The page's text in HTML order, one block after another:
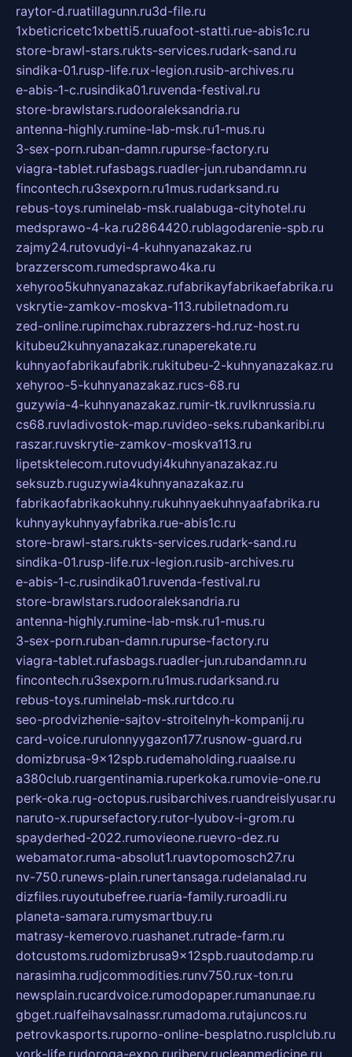
raytor-d.ruatillagunn.ru3d-file.ru
1xbeticricetc1xbetti5.ruuafoot-statti.rue-abis1c.ru
store-brawl-stars.rukts-services.rudark-sand.ru
sindika-01.rusp-life.rux-legion.rusib-archives.ru
e-abis-1-c.rusindika01.ruvenda-festival.ru
store-brawlstars.rudooraleksandria.ru
antenna-highly.rumine-lab-msk.ru1-mus.ru
3-sex-porn.ruban-damn.rupurse-factory.ru
viagra-tablet.rufasbags.ruadler-jun.rubandamn.ru
fincontech.ru3sexporn.ru1mus.rudarksand.ru
rebus-toys.ruminelab-msk.rualabuga-cityhotel.ru
medsprawo-4-ka.ru2864420.rublagodarenie-spb.ru
zajmy24.rutovudyi-4-kuhnyanazakaz.ru
brazzerscom.rumedsprawo4ka.ru
xehyroo5kuhnyanazakaz.rufabrikayfabrikaefabrika.ru
vskrytie-zamkov-moskva-113.rubiletnadom.ru
zed-online.rupimchax.rubrazzers-hd.ruz-host.ru
kitubeu2kuhnyanazakaz.runaperekate.ru
kuhnyaofabrikaufabrik.rukitubeu-2-kuhnyanazakaz.ru
xehyroo-5-kuhnyanazakaz.rucs-68.ru
guzywia-4-kuhnyanazakaz.rumir-tk.ruvlknrussia.ru
cs68.ruvladivostok-map.ruvideo-seks.rubankaribi.ru
raszar.ruvskrytie-zamkov-moskva113.ru
lipetsktelecom.rutovudyi4kuhnyanazakaz.ru
seksuzb.ruguzywia4kuhnyanazakaz.ru
fabrikaofabrikaokuhny.rukuhnyaekuhnyaafabrika.ru
kuhnyaykuhnyayfabrika.rue-abis1c.ru
store-brawl-stars.rukts-services.rudark-sand.ru
sindika-01.rusp-life.rux-legion.rusib-archives.ru
e-abis-1-c.rusindika01.ruvenda-festival.ru
store-brawlstars.rudooraleksandria.ru
antenna-highly.rumine-lab-msk.ru1-mus.ru
3-sex-porn.ruban-damn.rupurse-factory.ru
viagra-tablet.rufasbags.ruadler-jun.rubandamn.ru
fincontech.ru3sexporn.ru1mus.rudarksand.ru
rebus-toys.ruminelab-msk.rurtdco.ru
seo-prodvizhenie-sajtov-stroitelnyh-kompanij.ru
card-voice.rurulonnyygazon177.rusnow-guard.ru
domizbrusa-9x12spb.rudemaholding.ruaalse.ru
a380club.ruargentinamia.ruperkoka.rumovie-one.ru
perk-oka.rug-octopus.rusibarchives.ruandreislyusar.ru
naruto-x.rupursefactory.rutor-lyubov-i-grom.ru
spayderhed-2022.rumovieone.ruevro-dez.ru
webamator.ruma-absolut1.ruavtopomosch27.ru
nv-750.runews-plain.runertansaga.rudelanalad.ru
dizfiles.ruyoutubefree.ruaria-family.ruroadli.ru
planeta-samara.rumysmartbuy.ru
matrasy-kemerovo.ruashanet.rutrade-farm.ru
dotcustoms.rudomizbrusa9x12spb.ruautodamp.ru
narasimha.rudjcommodities.runv750.rux-ton.ru
newsplain.rucardvoice.rumodopaper.rumanunae.ru
gbget.rualfeihavsalnassr.rumadoma.rutajuncos.ru
petrovkasports.ruporno-online-besplatno.rusplclub.ru
york-life.rudoroga-expo.ruribery.rucleanmedicine.ru